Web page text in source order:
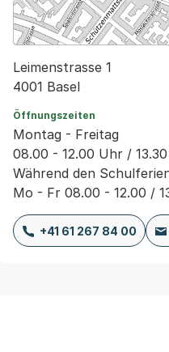
Leimenstrasse 1
4001 Basel
Öffnungszeiten
Montag - Freitag
08.00 - 12.00 Uhr /
Während den
Mo - Fr 08.00 - 12.00 /
+41 61 267 84 00